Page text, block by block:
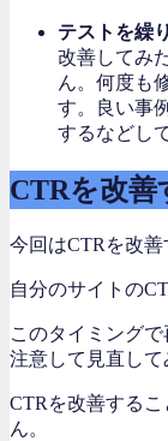
テストを繰
改善してみ
ん。何度も
す。良い事
するなどし
CTRを改善
今回はCTRを改善
自分のサイトの
このタイミング
注意して見直して
CTRを改善する
ん。